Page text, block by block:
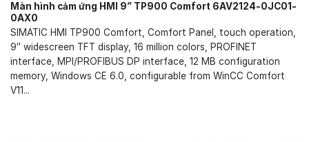
Màn hình cảm ứng HMI 9” TP900 Comfort 6AV2124-0JC01-
0AX0
SIMATIC HMI TP900 Comfort, Comfort Panel, touch operation,
9″ widescreen TFT display, 16 million colors, PROFINET
interface, MPI/PROFIBUS DP interface, 12 MB configuration
memory, Windows CE 6.0, configurable from WinCC Comfort
V11...